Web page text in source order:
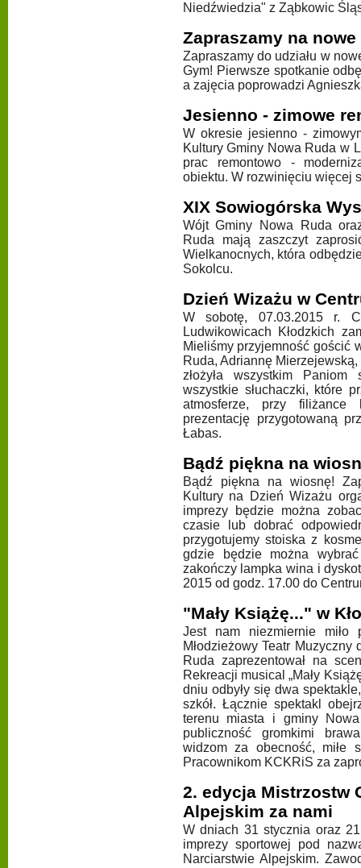
Niedźwiedzia" z Ząbkowic
Zapraszamy na
Zapraszamy do udziału w
Gym! Pierwsze spotkanie
a zajęcia poprowadzi
Jesienno - zimowe
W okresie jesienno -
Kultury Gminy Nowa Ruda w
prac remontowo -
obiektu. W rozwinięciu więcej
XIX Sowiogórska
Wójt Gminy Nowa Ruda
Ruda mają zaszczyt
Wielkanocnych, która
Sokolcu.
Dzień Wizażu w
W sobotę, 07.03.2015 r.
Ludwikowicach Kłodzkich
Mieliśmy przyjemność gościć
Ruda, Adriannę
złożyła wszystkim
wszystkie słuchaczki, które
atmosferze, przy filiżance
prezentację przygotowaną
Łabas.
Bądź piękna na
Bądź piękna na wiosnę!
Kultury na Dzień Wizażu
imprezy będzie można
czasie lub dobrać
przygotujemy stoiska z
gdzie będzie można
zakończy lampka wina i
2015 od godz. 17.00 do
"Mały Książę..." w
Jest nam niezmiernie miło
Młodzieżowy Teatr
Ruda zaprezentował na
Rekreacji musical „Mały
dniu odbyły się dwa
szkół. Łącznie spektakl
terenu miasta i gminy
publiczność gromkimi
widzom za obecność, miłe
Pracownikom KCKRiS za
2. edycja Mistrzostw
Alpejskim za nami
W dniach 31 stycznia oraz
imprezy sportowej pod
Narciarstwie Alpejskim.